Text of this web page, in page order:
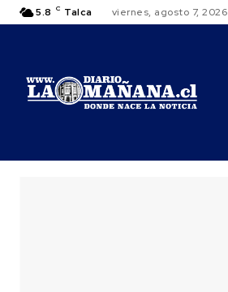
5.8 C Talca viernes, agosto 7, 2026